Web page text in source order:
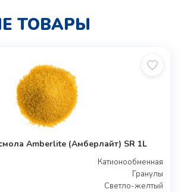
ТОВАРЫ
Amberlite (Амберлайт) SR 1L
Катионообменная
Гранулы
Светло-желтый